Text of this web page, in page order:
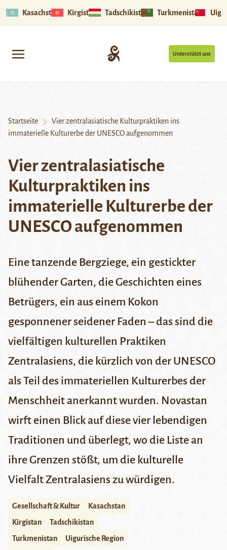
Kasachstan Kirgistan Tadschikistan Turkmenistan
Unterstützt uns
Startseite
Vier zentralasiatische Kulturpraktiken ins
immaterielle Kulturerbe der UNESCO aufgenommen
Vier zentralasiatische
Kulturpraktiken ins
immaterielle Kulturerbe der
UNESCO aufgenommen
Eine tanzende Bergziege, ein gestickter
blühender Garten, die Geschichten eines
Betrügers, ein aus einem Kokon
gesponnener seidener Faden – das sind die
vielfältigen kulturellen Praktiken
Zentralasiens, die kürzlich von der UNESCO
als Teil des immateriellen Kulturerbes der
Menschheit anerkannt wurden. Novastan
wirft einen Blick auf diese vier lebendigen
Traditionen und überlegt, wo die Liste an
ihre Grenzen stößt, um die kulturelle
Vielfalt Zentralasiens zu würdigen.
Gesellschaft & Kultur
Kasachstan
Kirgistan
Tadschikistan
Turkmenistan
Uigurische Region